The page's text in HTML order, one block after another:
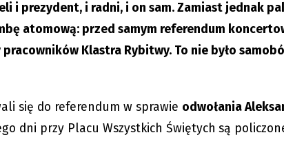
i prezydent, i radni, i on sam. Zamiast jednak
atomową: przed samym referendum
Klastra Rybitwy. To nie było
się do referendum w sprawie odwołania
dni przy Placu Wszystkich Świętych są